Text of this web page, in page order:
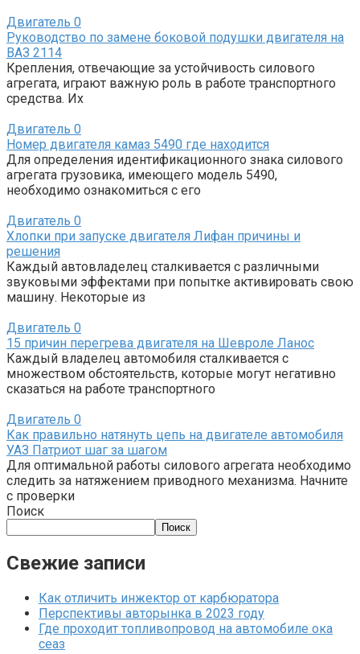
Двигатель 0
Руководство по замене боковой подушки двигателя на
ВАЗ 2114
Крепления, отвечающие за устойчивость силового
агрегата, играют важную роль в работе транспортного
средства. Их
Двигатель 0
Номер двигателя камаз 5490 где находится
Для определения идентификационного знака силового
агрегата грузовика, имеющего модель 5490,
необходимо ознакомиться с его
Двигатель 0
Хлопки при запуске двигателя Лифан причины и
решения
Каждый автовладелец сталкивается с различными
звуковыми эффектами при попытке активировать свою
машину. Некоторые из
Двигатель 0
15 причин перегрева двигателя на Шевроле Ланос
Каждый владелец автомобиля сталкивается с
множеством обстоятельств, которые могут негативно
сказаться на работе транспортного
Двигатель 0
Как правильно натянуть цепь на двигателе автомобиля
УАЗ Патриот шаг за шагом
Для оптимальной работы силового агрегата необходимо
следить за натяжением приводного механизма. Начните
с проверки
Поиск
Поиск
Свежие записи
Как отличить инжектор от карбюратора
Перспективы авторынка в 2023 году
Где проходит топливопровод на автомобиле ока
сеаз